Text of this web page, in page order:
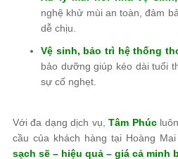
nghệ khử mùi an toàn, đảm
dễ chịu.
Vệ sinh, bảo trì hệ thống
bảo dưỡng giúp kéo dài tuổi
sự cố nghẹt.
Với đa dạng dịch vụ,Tâm Phúc
cầu của khách hàng tại Hoàng
sạch sẽ – hiệu quả – giá cả minh